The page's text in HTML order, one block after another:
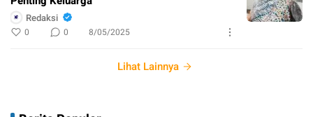
Redaksi
0 0 8/05/2025
Lihat Lainnya